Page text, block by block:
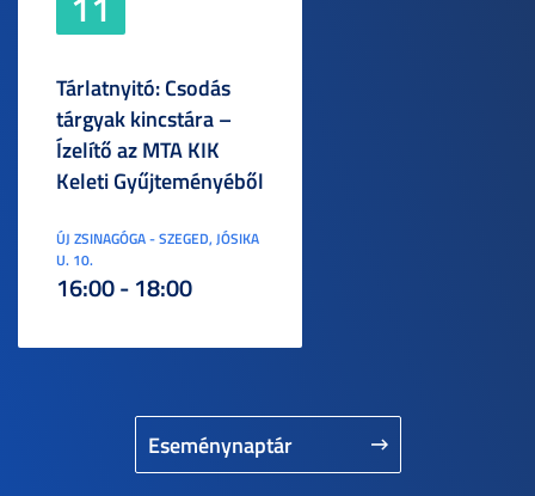
Eseménynaptár
Tárlatnyitó: Csodás
tárgyak kincstára –
Ízelítő az MTA KIK
Keleti Gyűjteményéből
ÚJ ZSINAGÓGA - SZEGED, JÓSIKA
U. 10.
16:00 - 18:00